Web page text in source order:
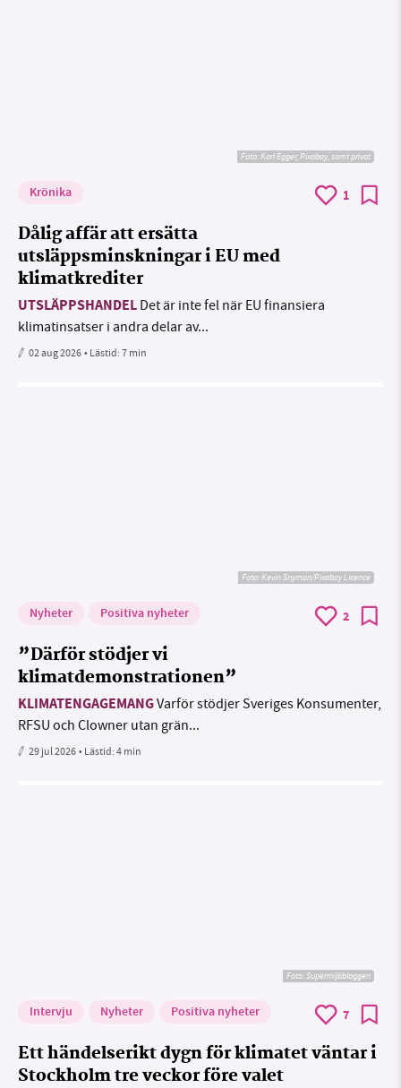
Foto:Karl Egger, Pixabay, samt privat
Krönika 1
Dålig affär att ersätta
utsläppsminskningar i EU med
klimatkrediter
UTSLÄPPSHANDEL Det är inte fel när EU finansiera
klimatinsatser i andra delar av...
02 aug 2026• Lästid:7 min
Foto:Kevin Snyman/Pixabay Licence
Nyheter Positiva nyheter 2
”Därför stödjer vi
klimatdemonstrationen”
KLIMATENGAGEMANGVarför stödjer Sveriges Konsumenter,
RFSU och Clowner utan grän...
29 jul 2026• Lästid:4 min
Foto: Supermijöbloggen
Intervju Nyheter Positiva nyheter 7
Ett händelserikt dygn för klimatet väntar i
Stockholm tre veckor före valet